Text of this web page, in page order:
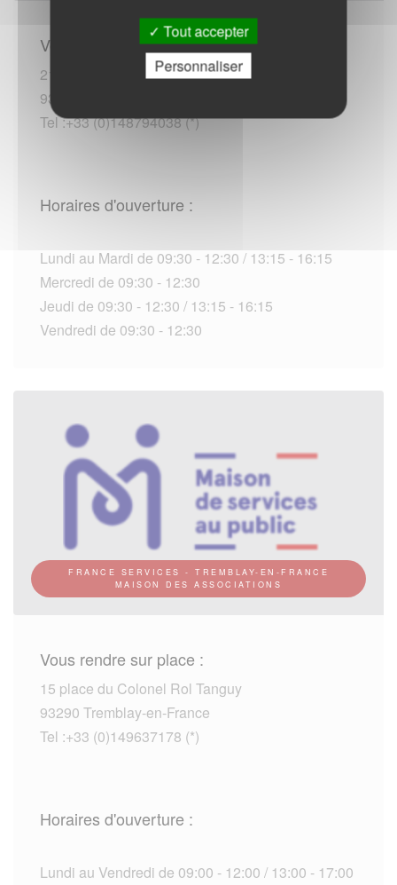
Vous rendre sur place :
21 rue Jacques Duclos
93600 Aulnay-sous-Bois
Tel :+33 (0)148794038 (*)
Horaires d'ouverture :
Lundi au Mardi de 09:30 - 12:30 / 13:15 - 16:15
Mercredi de 09:30 - 12:30
Jeudi de 09:30 - 12:30 / 13:15 - 16:15
Vendredi de 09:30 - 12:30
FRANCE SERVICES - TREMBLAY-EN-FRANCE
MAISON DES ASSOCIATIONS
Vous rendre sur place :
15 place du Colonel Rol Tanguy
93290 Tremblay-en-France
Tel :+33 (0)149637178 (*)
Horaires d'ouverture :
Lundi au Vendredi de 09:00 - 12:00 / 13:00 - 17:00
Tout accepter
Personnaliser